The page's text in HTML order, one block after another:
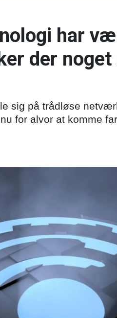
har
der noget
sig på trådløse
for alvor at komme